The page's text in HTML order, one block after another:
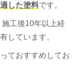
した塗料です。
工後10年以上経
しています。
ておすすめしてお